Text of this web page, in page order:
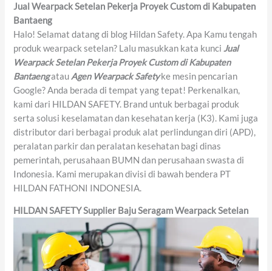
Jual Wearpack Setelan Pekerja Proyek Custom di Kabupaten
Bantaeng
Halo! Selamat datang di blog Hildan Safety. Apa Kamu tengah
produk wearpack setelan? Lalu masukkan kata kunci Jual
Wearpack Setelan Pekerja Proyek Custom di Kabupaten
BantaengatauAgen Wearpack Safetyke mesin pencarian
Google? Anda berada di tempat yang tepat! Perkenalkan,
kami dari HILDAN SAFETY. Brand untuk berbagai produk
serta solusi keselamatan dan kesehatan kerja (K3). Kami juga
distributor dari berbagai produk alat perlindungan diri (APD),
peralatan parkir dan peralatan kesehatan bagi dinas
pemerintah, perusahaan BUMN dan perusahaan swasta di
Indonesia. Kami merupakan divisi di bawah bendera PT
HILDAN FATHONI INDONESIA.
HILDAN SAFETYSupplier Baju Seragam Wearpack Setelan